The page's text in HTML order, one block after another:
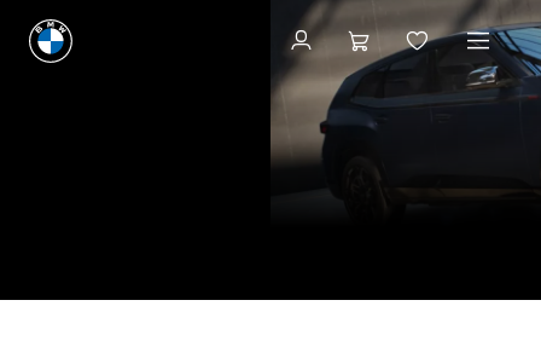
THE NEW
XM
La nueva gama BMW
Disponibilidad inmediata